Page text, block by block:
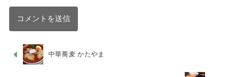
中華蕎麦 かたやま